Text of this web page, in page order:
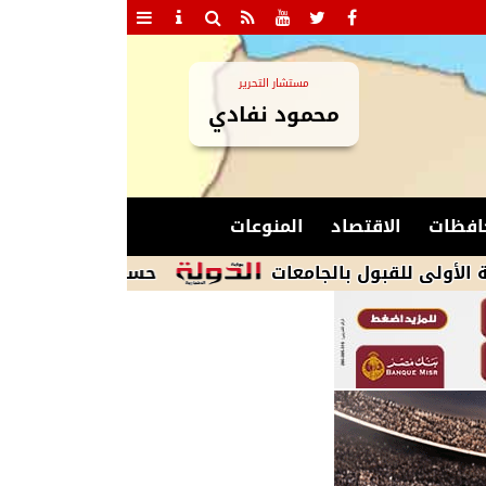
مستشار التحرير
محمود نفادي
الاقتصاد
المنوعات
حسام المندوه الحسيني